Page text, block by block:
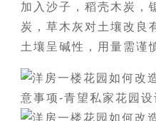
加入沙子，稻壳木炭，
炭，草木灰对土壤改良
土壤呈碱性，用量需谨